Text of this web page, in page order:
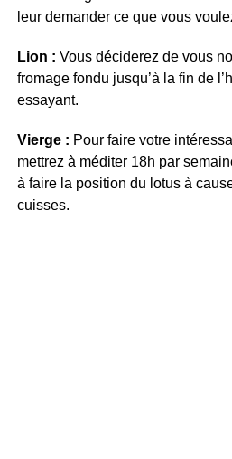
leur demander ce que vous
Lion : Vous déciderez de vous
fromage fondu jusqu’à la fin de
essayant.
Vierge : Pour faire votre
mettrez à méditer 18h par
à faire la position du lotus à
cuisses.